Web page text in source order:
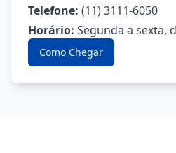
Telefone: (11) 3111-6050
Horário: Segunda a sexta,
Como Chegar